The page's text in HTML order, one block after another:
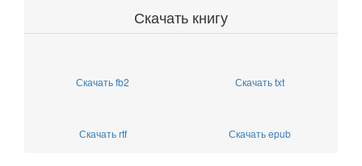
Скачать книгу
Скачать fb2 Скачать txt
Скачать rtf Скачать epub